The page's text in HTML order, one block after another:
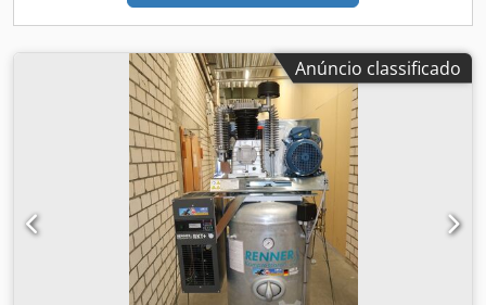
Anúncio classificado